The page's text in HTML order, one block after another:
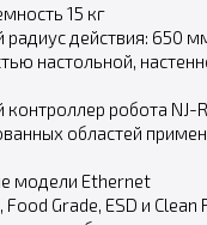
15 кг
действия: 650
настольной,
контроллер робота NJ-
областей
модели Ethernet
Food Grade, ESD и Clean